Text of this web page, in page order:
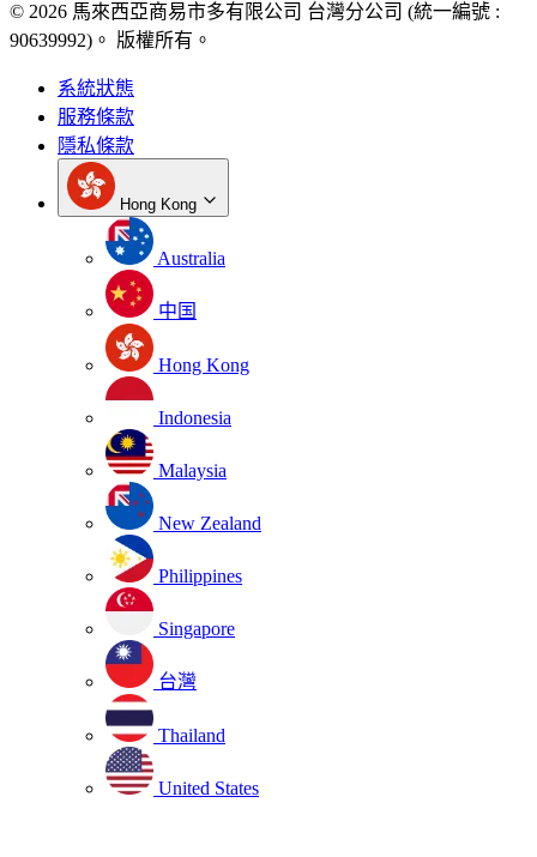
© 2026 馬來西亞商易市多有限公司 台灣分公司 (統一編號 :
90639992)。 版權所有。
系統狀態
服務條款
隱私條款
Hong Kong
Australia
中国
Hong Kong
Indonesia
Malaysia
New Zealand
Philippines
Singapore
台灣
Thailand
United States